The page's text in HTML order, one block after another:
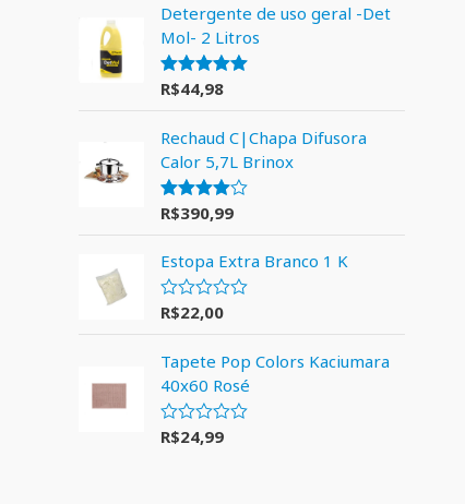
Detergente de uso geral -Det
Mol- 2 Litros
Avaliação
R$44,98
Rechaud C|Chapa Difusora
Calor 5,7L Brinox
Avaliação
R$390,99
Estopa Extra Branco 1 K
A
l
a
ç
o
R$22,00
Tapete Pop Colors Kaciumara
40x60 Rosé
A
R$24,99